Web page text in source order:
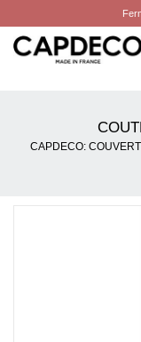
CATÉGORIES
CAPDECO: